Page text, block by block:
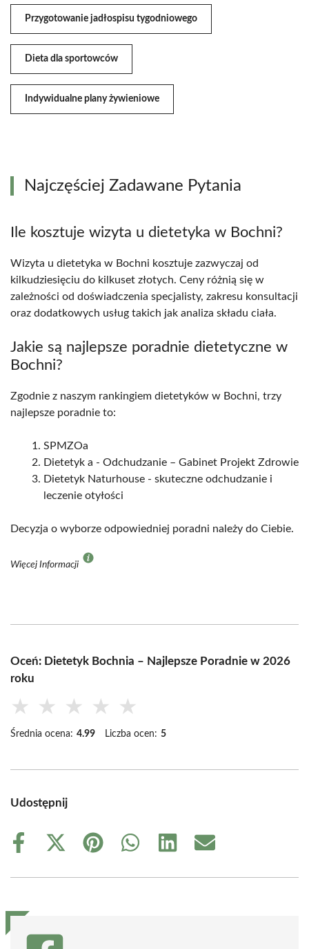
Przygotowanie jadłospisu tygodniowego
Dieta dla sportowców
Indywidualne plany żywieniowe
Najczęściej Zadawane Pytania
Ile kosztuje wizyta u dietetyka w Bochni?
Wizyta u dietetyka w Bochni kosztuje zazwyczaj od
kilkudziesięciu do kilkuset złotych. Ceny różnią się w
zależności od doświadczenia specjalisty, zakresu konsultacji
oraz dodatkowych usług takich jak analiza składu ciała.
Jakie są najlepsze poradnie dietetyczne w
Bochni?
Zgodnie z naszym rankingiem dietetyków w Bochni, trzy
najlepsze poradnie to:
SPMZOa
Dietetyk a - Odchudzanie – Gabinet Projekt Zdrowie
Dietetyk Naturhouse - skuteczne odchudzanie i
leczenie otyłości
Decyzja o wyborze odpowiedniej poradni należy do Ciebie.
Więcej Informacji
Oceń: Dietetyk Bochnia – Najlepsze Poradnie w 2026
roku
★ ★ ★ ★ ★
Średnia ocena: 4.99 Liczba ocen: 5
Udostępnij
Share
Share
(Twitter)
Share
Share
Share
Share